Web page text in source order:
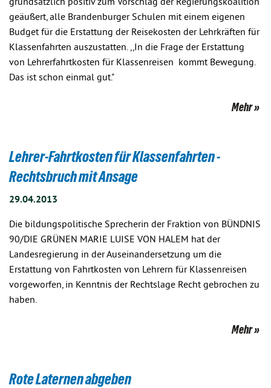
grundsätzlich positiv zum Vorschlag der Regierungskoalition
geäußert, alle Brandenburger Schulen mit einem eigenen
Budget für die Erstattung der Reisekosten der Lehrkräften für
Klassenfahrten auszustatten. ,,In die Frage der Erstattung
von Lehrerfahrtkosten für Klassenreisen kommt Bewegung.
Das ist schon einmal gut."
Mehr
Lehrer-Fahrtkosten für Klassenfahrten -
Rechtsbruch mit Ansage
29.04.2013
Die bildungspolitische Sprecherin der Fraktion von BÜNDNIS
90/DIE GRÜNEN MARIE LUISE VON HALEM hat der
Landesregierung in der Auseinandersetzung um die
Erstattung von Fahrtkosten von Lehrern für Klassenreisen
vorgeworfen, in Kenntnis der Rechtslage Recht gebrochen zu
haben.
Mehr
Rote Laternen abgeben